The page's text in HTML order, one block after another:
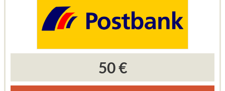
50 €